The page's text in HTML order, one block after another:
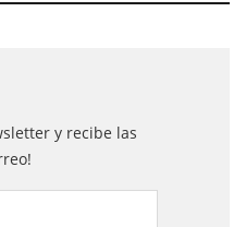
y recibe las